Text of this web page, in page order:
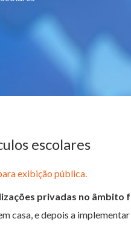
escolares
exibição pública.
privadas no âmbito
casa, e depois a